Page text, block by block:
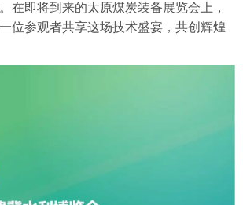
在即将到来的太原煤炭装备展览会上，
位参观者共享这场技术盛宴，共创辉煌